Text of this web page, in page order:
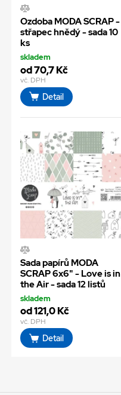
Ozdoba MODA SCRAP -
střapec hnědý - sada 10
ks
skladem
od 70,7 Kč
vč. DPH
Detail
Sada papírů MODA
SCRAP 6x6" - Love is in
the Air - sada 12 listů
skladem
od 121,0 Kč
vč. DPH
Detail